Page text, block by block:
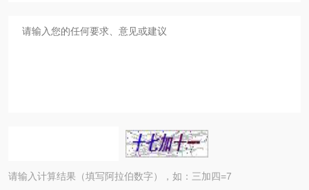
请输入计算结果（填写阿拉伯数字），如：三加四=7